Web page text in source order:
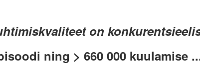
on
ning > 660 000 kuulamise